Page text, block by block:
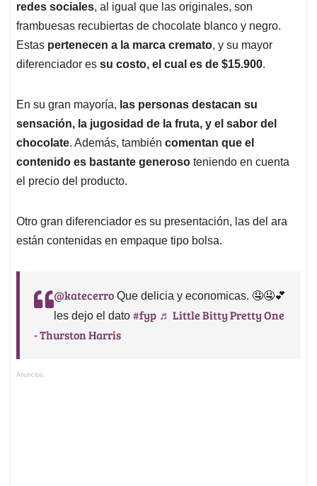
redes sociales, al igual que las originales, son
frambuesas recubiertas de chocolate blanco y negro.
Estas pertenecen a la marca cremato, y su mayor
diferenciador es su costo, el cual es de $15.900.
En su gran mayoría, las personas destacan su
sensación, la jugosidad de la fruta, y el sabor del
chocolate. Además, también comentan que el
contenido es bastante generoso teniendo en cuenta
el precio del producto.
Otro gran diferenciador es su presentación, las del ara
están contenidas en empaque tipo bolsa.
@katecerro Que delicia y economicas. 🤤🤤💕
les dejo el dato #fyp ♬ Little Bitty Pretty One
- Thurston Harris
Anuncios.